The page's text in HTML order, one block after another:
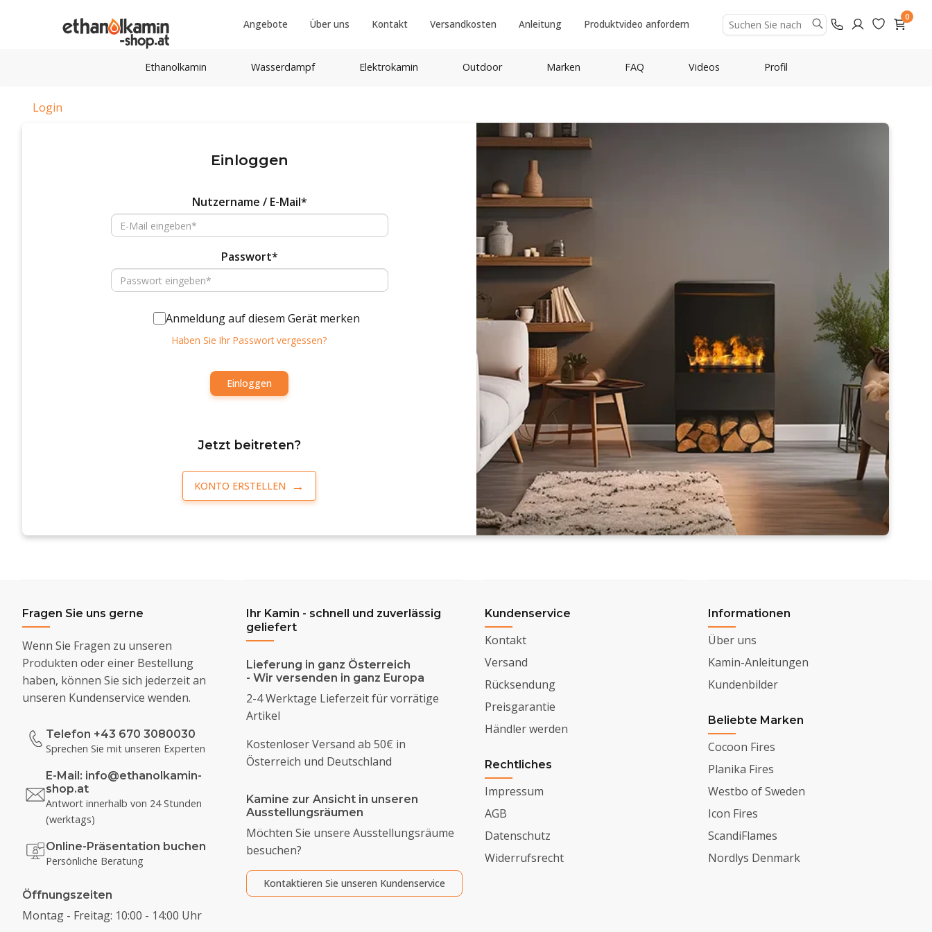
Angebote Über uns Kontakt Versandkosten Anleitung Produktvideo anfordern
0
Ethanolkamin Wasserdampf Elektrokamin Outdoor Marken FAQ Videos Profil
Login
Einloggen
Nutzername / E-Mail*
Passwort*
Anmeldung auf diesem Gerät merken
Haben Sie Ihr Passwort vergessen?
Einloggen
Jetzt beitreten?
KONTO ERSTELLEN
Fragen Sie uns gerne
Wenn Sie Fragen zu unseren
Produkten oder einer Bestellung
haben, können Sie sich jederzeit an
unseren Kundenservice wenden.
Telefon +43 670 3080030
Sprechen Sie mit unseren Experten
E-Mail: info@ethanolkamin-
shop.at
Antwort innerhalb von 24 Stunden
(werktags)
Online-Präsentation buchen
Persönliche Beratung
Öffnungszeiten
Montag - Freitag: 10:00 - 14:00 Uhr
Ihr Kamin - schnell und zuverlässig
geliefert
Lieferung in ganz Österreich
- Wir versenden in ganz Europa
2-4 Werktage Lieferzeit für vorrätige
Artikel
Kostenloser Versand ab 50€ in
Österreich und Deutschland
Kamine zur Ansicht in unseren
Ausstellungsräumen
Möchten Sie unsere Ausstellungsräume
besuchen?
Kontaktieren Sie unseren Kundenservice
Kundenservice
Kontakt
Versand
Rücksendung
Preisgarantie
Händler werden
Rechtliches
Impressum
AGB
Datenschutz
Widerrufsrecht
Informationen
Über uns
Kamin-Anleitungen
Kundenbilder
Beliebte Marken
Cocoon Fires
Planika Fires
Westbo of Sweden
Icon Fires
ScandiFlames
Nordlys Denmark